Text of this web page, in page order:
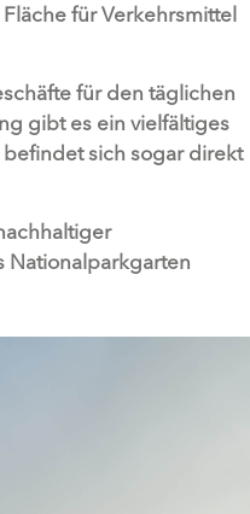
für Verkehrsmittel
für den täglichen
gibt es ein vielfältiges
sich sogar direkt
Nationalparkgarten